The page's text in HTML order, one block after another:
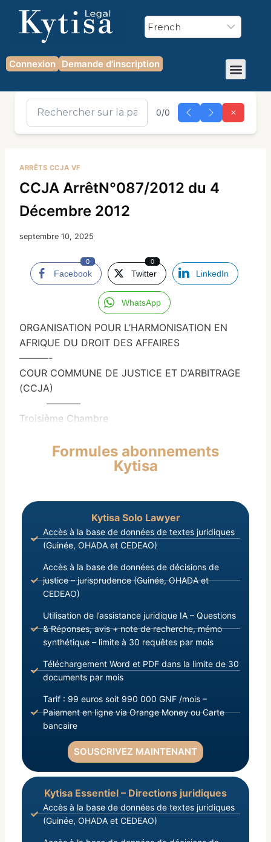
Connexion Demande d'inscription
0/0
ARRÊTS CCJA VF
CCJA ArrêtN°087/2012 du 4
Décembre 2012
septembre 10, 2025
Facebook
0
Twitter
0
LinkedIn
WhatsApp
ORGANISATION POUR L’HARMONISATION EN
AFRIQUE DU DROIT DES AFFAIRES
———-
COUR COMMUNE DE JUSTICE ET D’ARBITRAGE
(CCJA)
———–
Troisième Chambre
Formules abonnements
Kytisa
Kytisa Solo Lawyer
Accès à la base de données de textes juridiques
(Guinée, OHADA et CEDEAO)
Accès à la base de données de décisions de
justice – jurisprudence (Guinée, OHADA et
CEDEAO)
Utilisation de l’assistance juridique IA – Questions
& Réponses, avis + note de recherche, mémo
synthétique – limite à 30 requêtes par mois
Téléchargement Word et PDF dans la limite de 30
documents par mois
Tarif : 99 euros soit 990 000 GNF /mois –
Paiement en ligne via Orange Money ou Carte
bancaire
SOUSCRIVEZ MAINTENANT
Kytisa Essentiel – Directions juridiques
Accès à la base de données de textes juridiques
(Guinée, OHADA et CEDEAO)